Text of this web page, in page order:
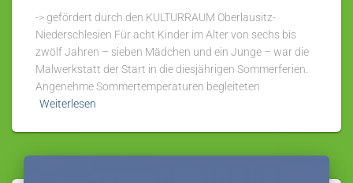
-> gefördert durch den KULTURRAUM Oberlausitz-
Niederschlesien Für acht Kinder im Alter von sechs bis
zwölf Jahren – sieben Mädchen und ein Junge – war die
Malwerkstatt der Start in die diesjährigen Sommerferien.
Angenehme Sommertemperaturen begleiteten
Weiterlesen